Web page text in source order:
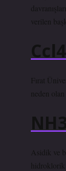
verilen
Fırat
neden
Asidik ve